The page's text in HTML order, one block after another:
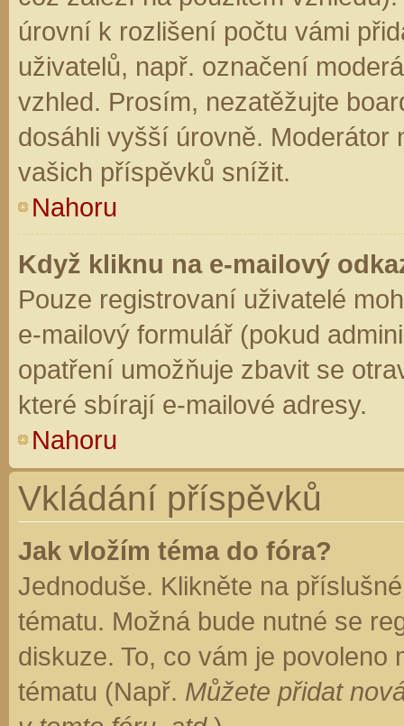
úrovní k rozlišení počtu vámi
uživatelů, např. označení
vzhled. Prosím, nezatěžujte
dosáhli vyšší úrovně. Moderátor
vašich příspěvků snížit.
Nahoru
Když kliknu na e-mailový
Pouze registrovaní uživatelé
e-mailový formulář (pokud
opatření umožňuje zbavit se
které sbírají e-mailové adresy.
Nahoru
Vkládání příspěvků
Jak vložím téma do fóra?
Jednoduše. Klikněte na
tématu. Možná bude nutné se
diskuze. To, co vám je
tématu (Např. Můžete přidat